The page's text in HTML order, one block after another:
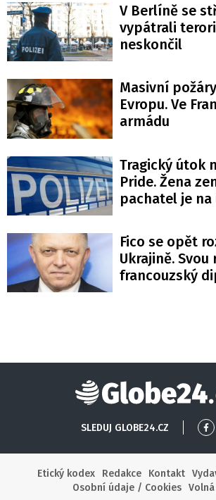
V Berlíně se
vypátrali
neskončil
Masivní
Evropu. Ve
armádu
Tragický útok
Pride. Žena
pachatel je na
Fico se opět
Ukrajině.
francouzský
SLEDUJ GLOBE24.CZ
Etický kodex
Redakce Kontakt
Osobní údaje / Cookies